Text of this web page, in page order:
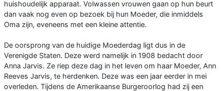
huishoudelijk apparaat. Volwassen vrouwen gaan op hun beurt
dan vaak nog even op bezoek bij hun Moeder, die inmiddels
Oma zijn, eveneens met een kleine attentie.
De oorsprong van de huidige Moederdag ligt dus in de
Verenigde Staten. Deze werd namelijk in 1908 bedacht door
Anna Jarvis. Ze riep deze dag in het leven om haar Moeder, Ann
Reeves Jarvis, te herdenken. Deze was een jaar eerder in mei
overleden. Tijdens de Amerikaanse Burgeroorlog had zij een